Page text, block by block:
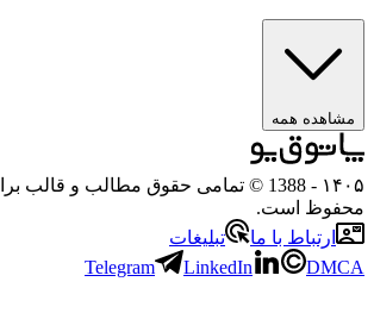
مشاهده همه
۱۴۰۵
- 1388 © تمامی حقوق مطالب و قالب
محفوظ است.
ارتباط با ما
تبلیغات
Telegram
LinkedIn DMCA